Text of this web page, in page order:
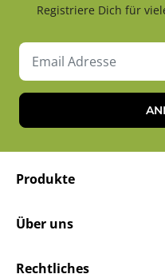
Registriere Dich für
Produkte
Über uns
Rechtliches